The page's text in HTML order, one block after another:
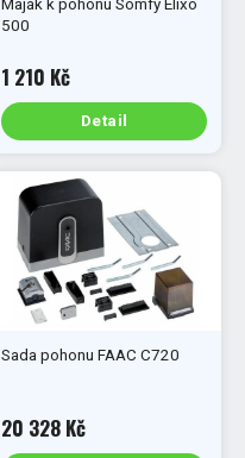
Maják k pohonu Somfy Elixo
500
1 210 Kč
Detail
Sada pohonu FAAC C720
20 328 Kč